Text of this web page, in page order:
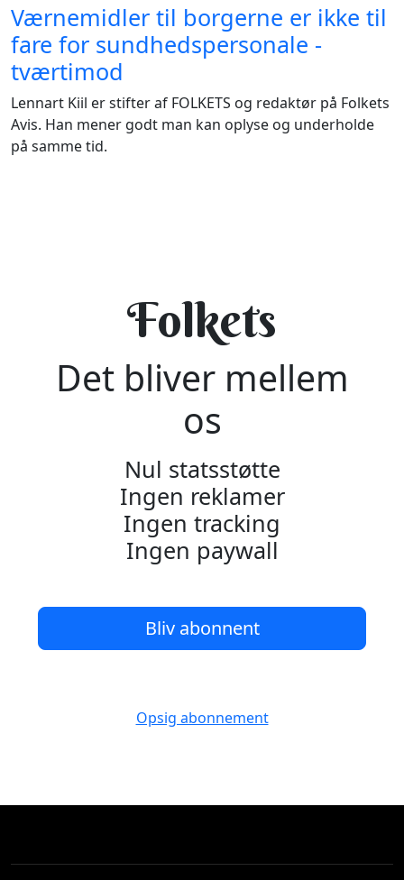
Værnemidler til borgerne er ikke til
fare for sundhedspersonale -
tværtimod
Lennart Kiil er stifter af FOLKETS og redaktør på Folkets
Avis. Han mener godt man kan oplyse og underholde
på samme tid.
Folkets
Det bliver mellem
os
Nul statsstøtte
Ingen reklamer
Ingen tracking
Ingen paywall
Bliv abonnent
Opsig abonnement